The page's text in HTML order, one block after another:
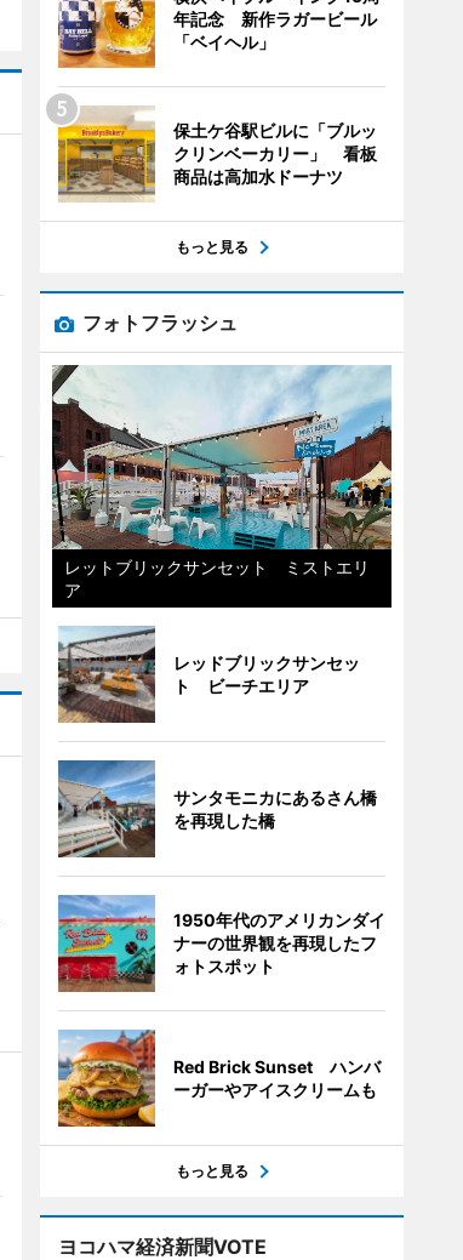
年記念 新作ラガービール
「ベイヘル」
保土ケ谷駅ビルに「ブルッ
クリンベーカリー」 看板
商品は高加水ドーナツ
もっと見る
フォトフラッシュ
レットブリックサンセット ミストエリ
ア
レッドブリックサンセッ
ト ビーチエリア
サンタモニカにあるさん橋
を再現した橋
1950年代のアメリカンダイ
ナーの世界観を再現したフ
ォトスポット
Red Brick Sunset ハンバ
ーガーやアイスクリームも
もっと見る
ヨコハマ経済新聞VOTE